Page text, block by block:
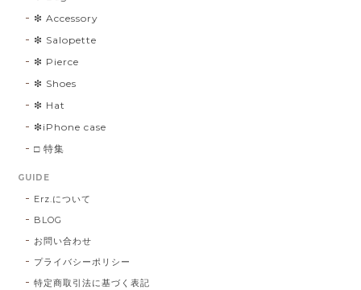
❇︎ Accessory
❇︎ Salopette
❇︎ Pierce
❇︎ Shoes
❇︎ Hat
❇︎iPhone case
□ 特集
GUIDE
Erz.について
BLOG
お問い合わせ
プライバシーポリシー
特定商取引法に基づく表記